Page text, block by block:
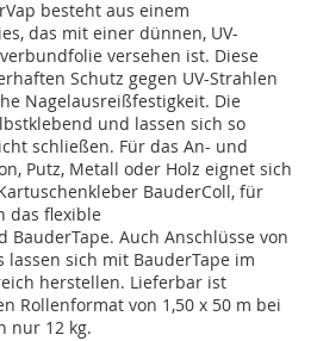
besteht aus einem
das mit einer dünnen, UV-
versehen ist. Diese
Schutz gegen UV-Strahlen
Nagelausreißfestigkeit. Die
und lassen sich so
schließen. Für das An- und
Putz, Metall oder Holz eignet sich
BauderColl, für
das flexible
Auch Anschlüsse von
sich mit BauderTape im
herstellen. Lieferbar ist
Rollenformat von 1,50 x 50 m bei
nur 12 kg.